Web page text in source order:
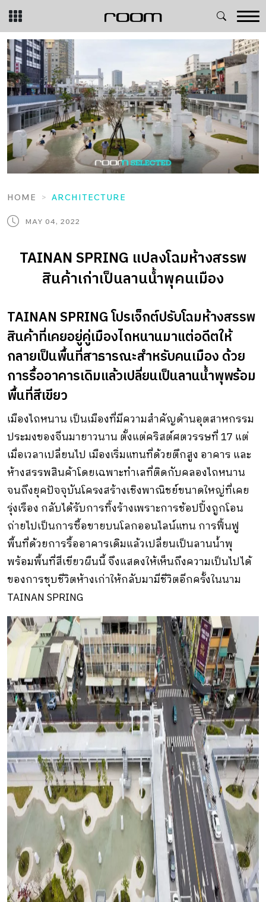
Skip
content
HOME ARCHITECTURE
MAY 04, 2022
TAINAN SPRING แปลงโฉมห้างสรรพ
สินค้าเก่าเป็นลานน้ำพุคนเมือง
TAINAN SPRING โปรเจ็กต์ปรับโฉมห้างสรรพ
สินค้าที่เคยอยู่คู่เมืองไถหนานมาแต่อดีตให้
กลายเป็นพื้นที่สาธารณะสำหรับคนเมือง ด้วย
การรื้ออาคารเดิมแล้วเปลี่ยนเป็นลานน้ำพุพร้อม
พื้นที่สีเขียว
เมืองไถหนาน เป็นเมืองที่มีความสำคัญด้านอุตสาหกรรม
ประมงของจีนมายาวนาน ตั้งแต่คริสต์ศตวรรษที่ 17 แต่
เมื่อเวลาเปลี่ยนไป เมืองเริ่มแทนที่ด้วยตึกสูง อาคาร และ
ห้างสรรพสินค้าโดยเฉพาะทำเลที่ติดกับคลองไถหนาน
จนถึงยุคปัจจุบันโครงสร้างเชิงพาณิชย์ขนาดใหญ่ที่เคย
รุ่งเรือง กลับได้รับการทิ้งร้างเพราะการช้อปปิ้งถูกโอน
ถ่ายไปเป็นการซื้อขายบนโลกออนไลน์แทน การฟื้นฟู
พื้นที่ด้วยการรื้ออาคารเดิมแล้วเปลี่ยนเป็นลานน้ำพุ
พร้อมพื้นที่สีเขียวผืนนี้ จึงแสดงให้เห็นถึงความเป็นไปได้
ของการชุบชีวิตห้างเก่าให้กลับมามีชีวิตอีกครั้งในนาม
TAINAN SPRING